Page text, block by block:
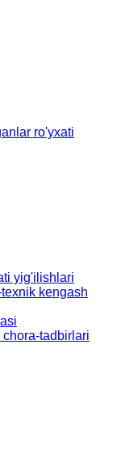
ro'yxati
yig'ilishlari
kengash
tadbirlari